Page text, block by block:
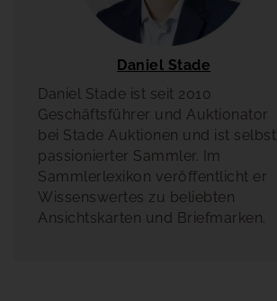
Daniel Stade
Daniel Stade ist seit 2010
Geschäftsführer und Auktionator
bei Stade Auktionen und ist selbst
passionierter Sammler. Im
Sammlerlexikon veröffentlicht er
Wissenswertes zu beliebten
Ansichtskarten und Briefmarken.